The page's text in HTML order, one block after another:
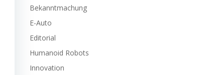
Bekanntmachung
E-Auto
Editorial
Humanoid Robots
Innovation